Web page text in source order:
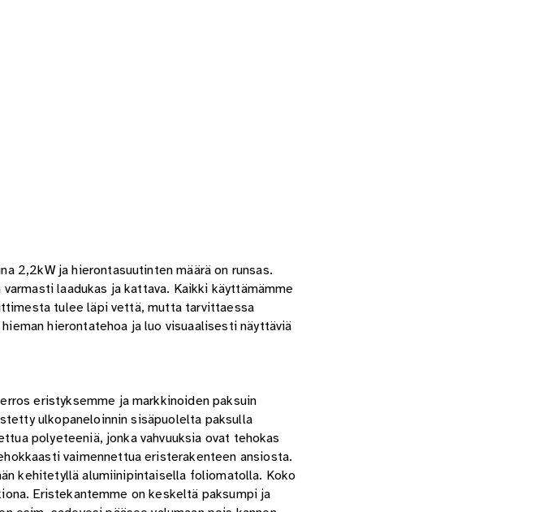
2,2kW ja hierontasuutinten määrä on runsas.
laadukas ja kattava. Kaikki käyttämämme
tulee läpi vettä, mutta tarvittaessa
hierontatehoa ja luo visuaalisesti näyttäviä
eristyksemme ja markkinoiden paksuin
ulkopaneloinnin sisäpuolelta paksulla
polyeteeniä, jonka vahvuuksia ovat tehokas
vaimennettua eristerakenteen ansiosta.
kehitetyllä alumiinipintaisella foliomatolla. Koko
Eristekantemme on keskeltä paksumpi ja